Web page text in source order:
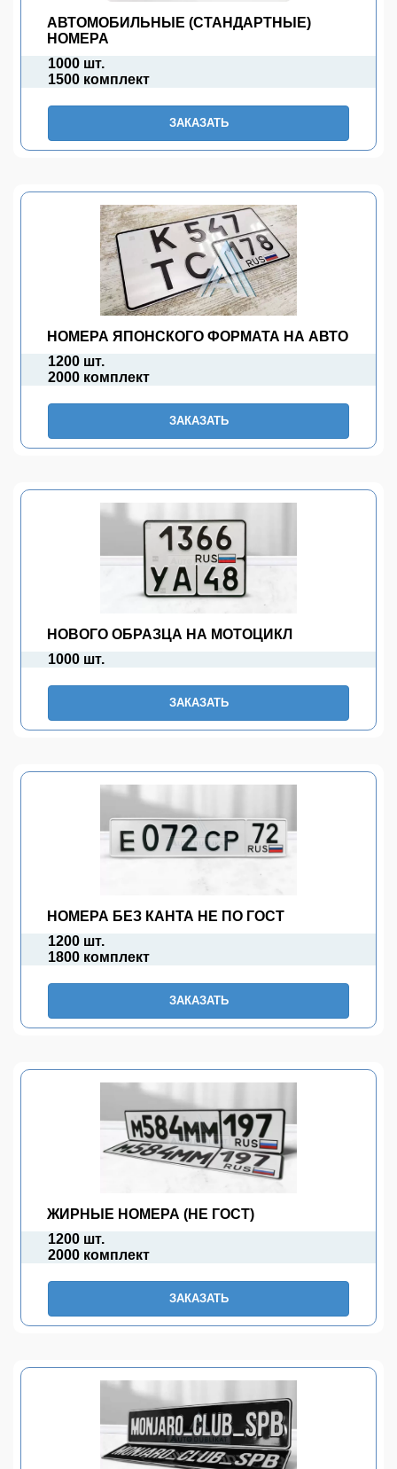
АВТОМОБИЛЬНЫЕ (СТАНДАРТНЫЕ)
НОМЕРА
1000 шт.
1500 комплект
ЗАКАЗАТЬ
НОМЕРА ЯПОНСКОГО ФОРМАТА НА АВТО
1200 шт.
2000 комплект
ЗАКАЗАТЬ
НОВОГО ОБРАЗЦА НА МОТОЦИКЛ
1000 шт.
ЗАКАЗАТЬ
НОМЕРА БЕЗ КАНТА НЕ ПО ГОСТ
1200 шт.
1800 комплект
ЗАКАЗАТЬ
ЖИРНЫЕ НОМЕРА (НЕ ГОСТ)
1200 шт.
2000 комплект
ЗАКАЗАТЬ